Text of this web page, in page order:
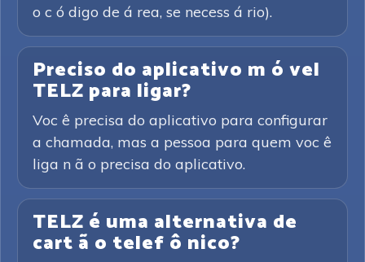
o c ó digo de á rea, se necess á rio).
Preciso do aplicativo m ó vel
TELZ para ligar?
Voc ê precisa do aplicativo para configurar
a chamada, mas a pessoa para quem voc ê
liga n ã o precisa do aplicativo.
TELZ é uma alternativa de
cart ã o telef ô nico?